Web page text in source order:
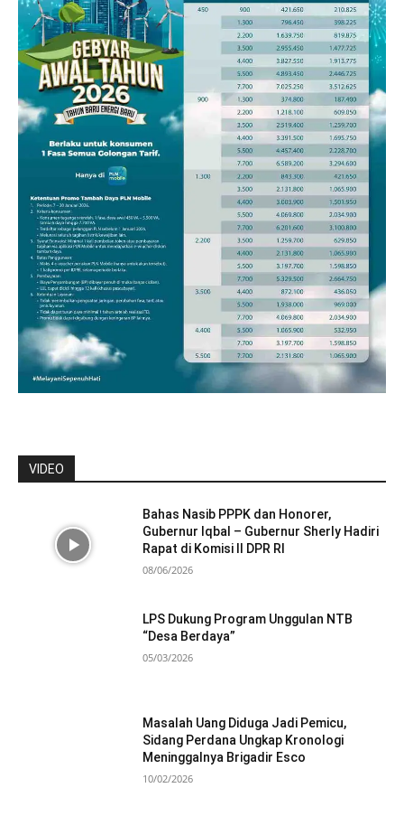
VIDEO
Bahas Nasib PPPK dan Honorer,
Gubernur Iqbal – Gubernur Sherly Hadiri
Rapat di Komisi II DPR RI
08/06/2026
LPS Dukung Program Unggulan NTB
“Desa Berdaya”
05/03/2026
Masalah Uang Diduga Jadi Pemicu,
Sidang Perdana Ungkap Kronologi
Meninggalnya Brigadir Esco
10/02/2026